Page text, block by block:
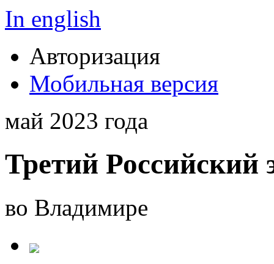
In english
Авторизация
Мобильная версия
май 2023 года
Третий Российский
во Владимире